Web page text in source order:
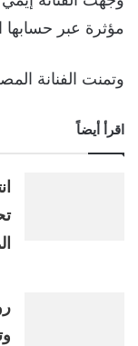
مؤثرة عبر
وتمنت الفنانة
اقرأ أيضاً